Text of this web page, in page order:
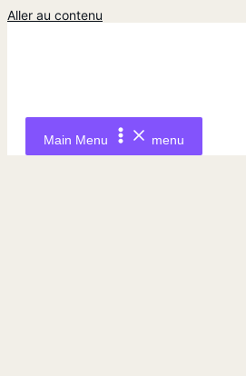
Aller au contenu
Main Menu menu